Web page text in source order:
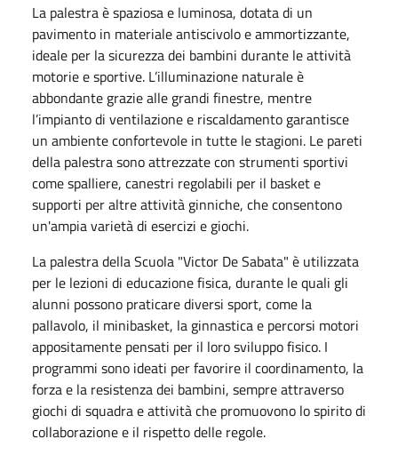
La palestra è spaziosa e luminosa, dotata di un
pavimento in materiale antiscivolo e ammortizzante,
ideale per la sicurezza dei bambini durante le attività
motorie e sportive. L’illuminazione naturale è
abbondante grazie alle grandi finestre, mentre
l’impianto di ventilazione e riscaldamento garantisce
un ambiente confortevole in tutte le stagioni. Le pareti
della palestra sono attrezzate con strumenti sportivi
come spalliere, canestri regolabili per il basket e
supporti per altre attività ginniche, che consentono
un'ampia varietà di esercizi e giochi.
La palestra della Scuola "Victor De Sabata" è utilizzata
per le lezioni di educazione fisica, durante le quali gli
alunni possono praticare diversi sport, come la
pallavolo, il minibasket, la ginnastica e percorsi motori
appositamente pensati per il loro sviluppo fisico. I
programmi sono ideati per favorire il coordinamento, la
forza e la resistenza dei bambini, sempre attraverso
giochi di squadra e attività che promuovono lo spirito di
collaborazione e il rispetto delle regole.